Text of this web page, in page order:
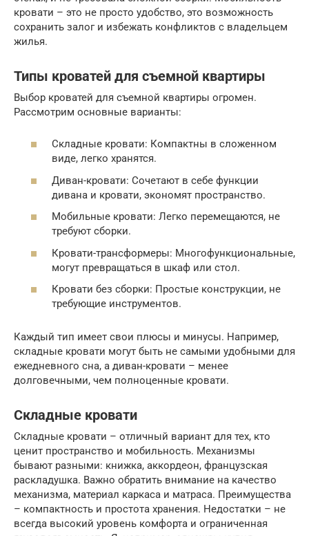
кровати – это не просто удобство, это возможность
сохранить залог и избежать конфликтов с владельцем
жилья.
Типы кроватей для съемной квартиры
Выбор кроватей для съемной квартиры огромен.
Рассмотрим основные варианты:
Складные кровати: Компактны в сложенном
виде, легко хранятся.
Диван-кровати: Сочетают в себе функции
дивана и кровати, экономят пространство.
Мобильные кровати: Легко перемещаются, не
требуют сборки.
Кровати-трансформеры: Многофункциональные,
могут превращаться в шкаф или стол.
Кровати без сборки: Простые конструкции, не
требующие инструментов.
Каждый тип имеет свои плюсы и минусы. Например,
складные кровати могут быть не самыми удобными для
ежедневного сна, а диван-кровати – менее
долговечными, чем полноценные кровати.
Складные кровати
Складные кровати – отличный вариант для тех, кто
ценит пространство и мобильность. Механизмы
бывают разными: книжка, аккордеон, французская
раскладушка. Важно обратить внимание на качество
механизма, материал каркаса и матраса. Преимущества
– компактность и простота хранения. Недостатки – не
всегда высокий уровень комфорта и ограниченная